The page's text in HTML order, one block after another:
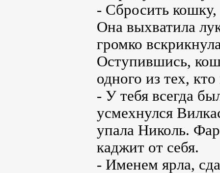
- Сбросить
Она выхватила
громко
Оступившись,
одного из тех,
- У тебя всегда
усмехнулся
упала Николь.
каджит от себя.
- Именем ярла,